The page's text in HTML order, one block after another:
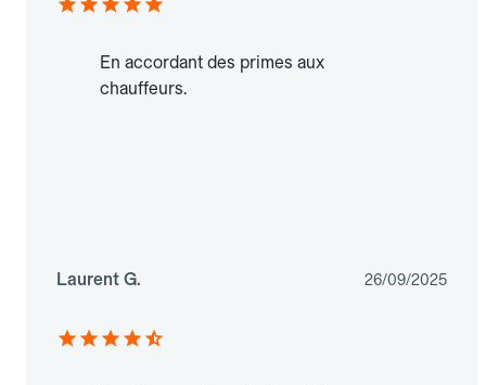
En accordant des primes aux
chauffeurs.
Laurent G. 26/09/2025